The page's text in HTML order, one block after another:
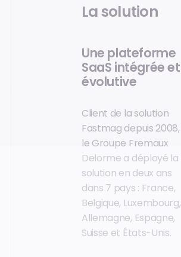
La solution
Une plateforme
SaaS intégrée et
évolutive
Client de la solution
Fastmag depuis 2008,
le Groupe Fremaux
Delorme a déployé la
solution en deux ans
dans 7 pays : France,
Belgique, Luxembourg,
Allemagne, Espagne,
Suisse et États-Unis.